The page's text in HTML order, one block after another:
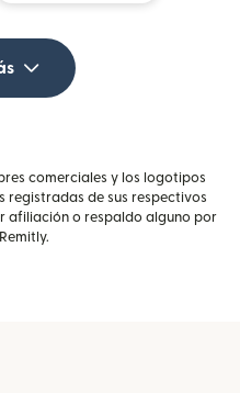
comerciales y los logotipos
registradas de sus respectivos
afiliación o respaldo alguno por